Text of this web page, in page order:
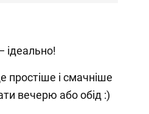
ідеально!
простіше і смачніше
вечерю або обід :)